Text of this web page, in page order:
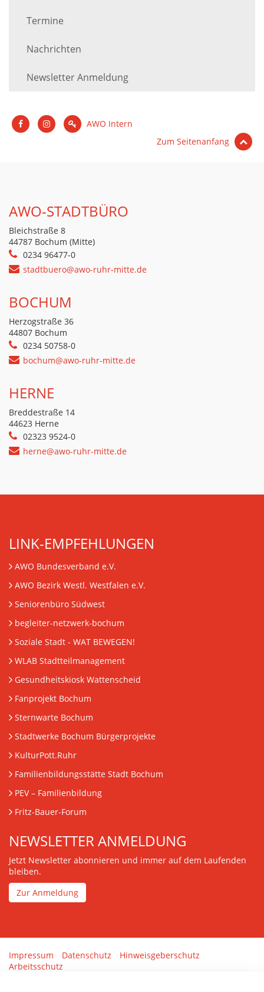
Termine
Nachrichten
Newsletter Anmeldung
AWO Intern
Zum Seitenanfang
AWO-STADTBÜRO
Bleichstraße 8
44787 Bochum (Mitte)
0234 96477-0
stadtbuero@awo-ruhr-mitte.de
BOCHUM
Herzogstraße 36
44807 Bochum
0234 50758-0
bochum@awo-ruhr-mitte.de
HERNE
Breddestraße 14
44623 Herne
02323 9524-0
herne@awo-ruhr-mitte.de
LINK-EMPFEHLUNGEN
AWO Bundesverband e.V.
AWO Bezirk Westl. Westfalen e.V.
Seniorenbüro Südwest
begleiter-netzwerk-bochum
Soziale Stadt - WAT BEWEGEN!
WLAB Stadtteilmanagement
Gesundheitskiosk Wattenscheid
Fanprojekt Bochum
Sternwarte Bochum
Stadtwerke Bochum Bürgerprojekte
KulturPott.Ruhr
Familienbildungsstätte Stadt Bochum
PEV– Familienbildung
Fritz-Bauer-Forum
NEWSLETTER ANMELDUNG
Jetzt Newsletter abonnieren und immer auf dem Laufenden
bleiben.
Zur Anmeldung
Impressum Datenschutz
Hinweisgeberschutz
Arbeitsschutz